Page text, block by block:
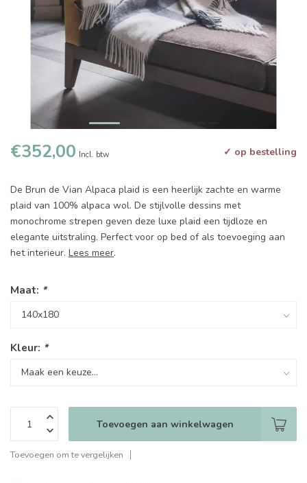
€352,00 Incl. btw ✓ op bestelling
De Brun de Vian Alpaca plaid is een heerlijk zachte en warme
plaid van 100% alpaca wol. De stijlvolle dessins met
monochrome strepen geven deze luxe plaid een tijdloze en
elegante uitstraling. Perfect voor op bed of als toevoeging aan
het interieur. Lees meer.
Maat: *
Kleur: *
Toevoegen aan winkelwagen
Toevoegen om te vergelijken